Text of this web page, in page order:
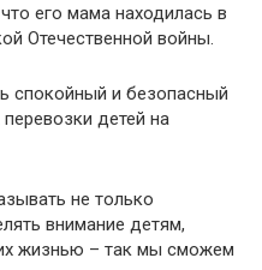
его мама находилась в
Отечественной войны.
спокойный и безопасный
детей на
не только
внимание детям,
жизнью – так мы сможем